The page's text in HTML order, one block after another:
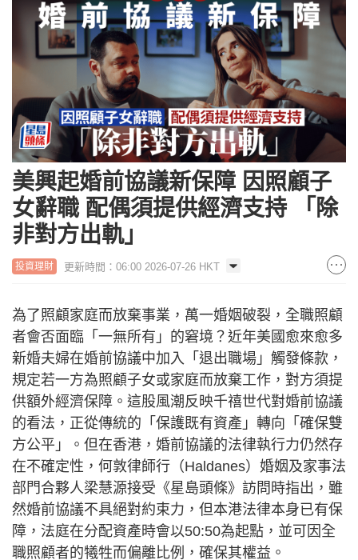
美興起婚前協議新保障 因照顧子
女辭職 配偶須提供經濟支持 「除
非對方出軌」
投資理財 更新時間：06:00 2026-07-26 HKT
為了照顧家庭而放棄事業，萬一婚姻破裂，全職照顧
者會否面臨「一無所有」的窘境？近年美國愈來愈多
新婚夫婦在婚前協議中加入「退出職場」觸發條款，
規定若一方為照顧子女或家庭而放棄工作，對方須提
供額外經濟保障。這股風潮反映千禧世代對婚前協議
的看法，正從傳統的「保護既有資產」轉向「確保雙
方公平」。但在香港，婚前協議的法律執行力仍然存
在不確定性，何敦律師行（Haldanes）婚姻及家事法
部門合夥人梁慧源接受《星島頭條》訪問時指出，雖
然婚前協議不具絕對約束力，但本港法律本身已有保
障，法庭在分配資產時會以50:50為起點，並可因全
職照顧者的犧牲而偏離比例，確保其權益。